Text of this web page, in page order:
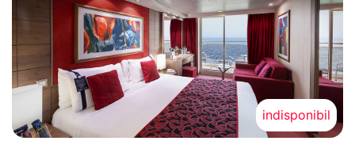
indisponibil